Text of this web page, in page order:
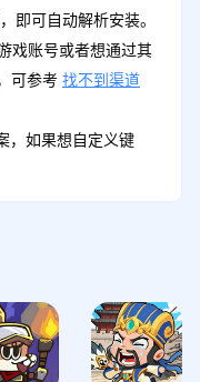
即可自动解析安装。
戏账号或者想通过其
可参考 找不到渠道
，如果想自定义键